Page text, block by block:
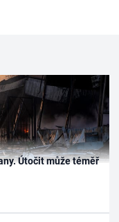
Útočit může téměř